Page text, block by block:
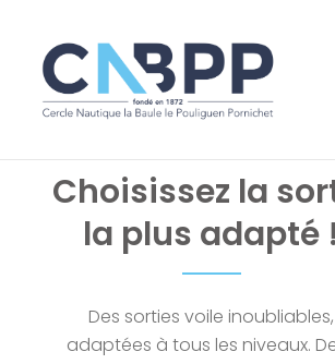
Choisissez la
la plus adapté !
Des sorties voile inoubliables,
adaptées à tous les niveaux.